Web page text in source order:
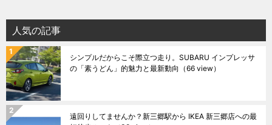
人気の記事
シンプルだからこそ際立つ走り。SUBARU インプレッサ
の「素うどん」的魅力と最新動向 （66 view）
遠回りしてませんか？新三郷駅から IKEA 新三郷店への最